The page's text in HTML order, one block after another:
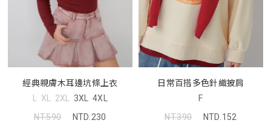
經典親膚木耳邊坑條上衣
L XL 2XL 3XL 4XL
NT.590
NTD.230
日常百搭多色針織披肩
F
NT.390
NTD.152